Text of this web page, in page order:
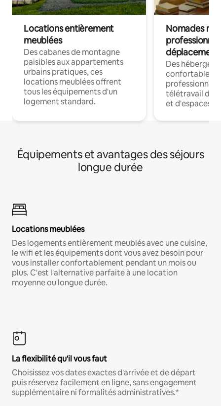
Locations entièrement
meublées
Des cabanes de montagne
paisibles aux appartements
urbains pratiques, ces
locations meublées offrent
tous les équipements d'un
logement standard.
Nomades
déplacement
Des
confortables
professionnels
télétravail
et d'espaces
Équipements et avantages des séjours
longue durée
Locations meublées
Des logements entièrement meublés avec une cuisine,
le wifi et les équipements dont vous avez besoin pour
vous installer confortablement pendant un mois ou
plus. C'est l'alternative parfaite à une location
moyenne ou longue durée.
La flexibilité qu'il vous faut
Choisissez vos dates exactes d'arrivée et de départ
puis réservez facilement en ligne, sans engagement
supplémentaire ni formalités administratives.*